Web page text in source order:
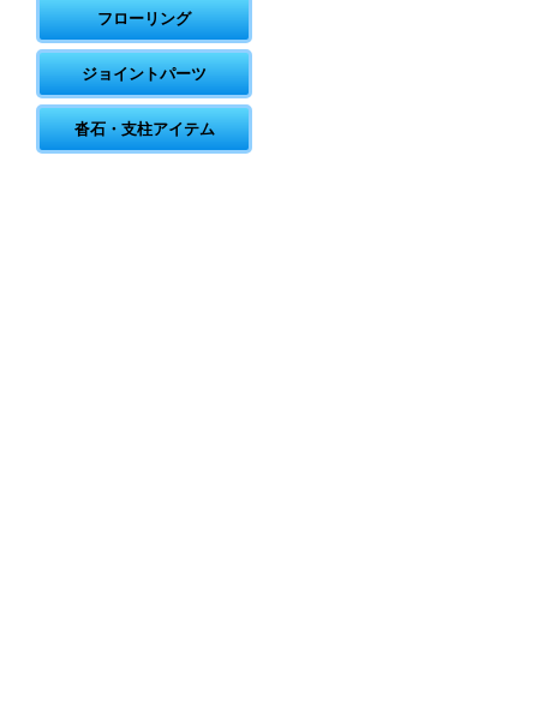
フローリング
ジョイントパーツ
沓石・支柱アイテム